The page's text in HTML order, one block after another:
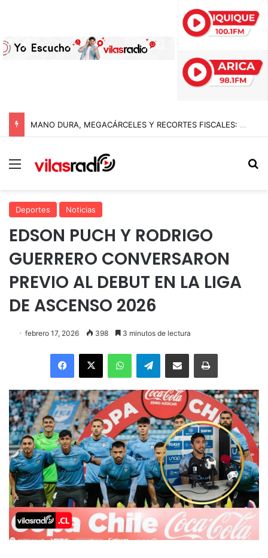
MANO DURA, MEGACÁRCELES Y RECORTES FISCALES: EL GIRO RADICAL DE ABELARDO DE LA ESPRIELLA AL ASUMIR COMO PRESIDENTE DE COLOMBIA
Menú
Deportes Noticias
EDSON PUCH Y RODRIGO
GUERRERO CONVERSARON
PREVIO AL DEBUT EN LA LIGA
DE ASCENSO 2026
febrero 17, 2026 398 3 minutos de lectura
Facebook
X WhatsAppTelegramEnviar vía email Imprimir